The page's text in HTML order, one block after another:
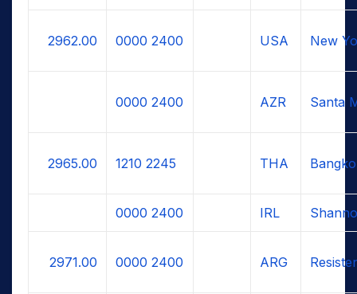
2962.00 0000 2400 USA New
0000 2400 AZR Santa
2965.00 1210 2245 THA
0000 2400 IRL
2971.00 0000 2400 ARG